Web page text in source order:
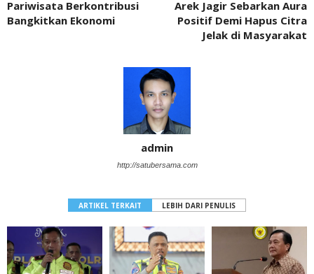
Pariwisata Berkontribusi
Bangkitkan Ekonomi
Arek Jagir Sebarkan Aura
Positif Demi Hapus Citra
Jelak di Masyarakat
admin
http://satubersama.com
ARTIKEL TERKAIT LEBIH DARI PENULIS